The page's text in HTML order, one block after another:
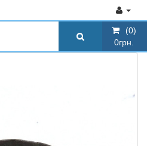
(0)
0грн.